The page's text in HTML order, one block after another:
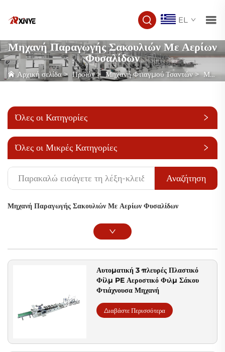
EL
Μηχανή Παραγωγής Σακουλιών Με Αερίων
Φυσαλίδων
Αρχική σελίδα> Προϊόν>Μηχανή Φτιαγμού Τσαντών>Μηχανή Παραγωγής Σακουλιών Με Αερίων Φυσαλίδων
Όλες οι Κατηγορίες
Όλες οι Μικρές Κατηγορίες
Αναζήτηση
Μηχανή Παραγωγής Σακουλιών Με Αερίων Φυσαλίδων
Αυτοματική 3 πλευρές Πλαστικό
Φίλμ PE Αεροστικό Φιλμ Σάκου
Φτιάχνουσα Μηχανή
Διαβάστε Περισσότερα